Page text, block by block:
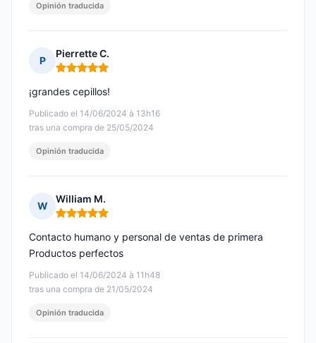
Opinión traducida
P
Pierrette C.
Nota: 5 de 5
Publicado el 14/06/2024 à 13h16
tras una compra de 25/05/2024
¡grandes cepillos!
Opinión traducida
W
William M.
Nota: 5 de 5
Publicado el 14/06/2024 à 11h48
tras una compra de 21/05/2024
Contacto humano y personal de ventas de primera
Productos perfectos
Opinión traducida